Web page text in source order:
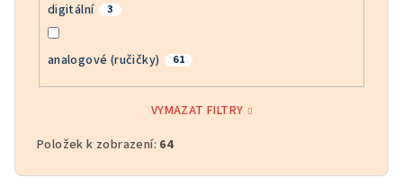
digitální 3
analogové (ručičky) 61
VYMAZAT FILTRY
Položek k zobrazení: 64